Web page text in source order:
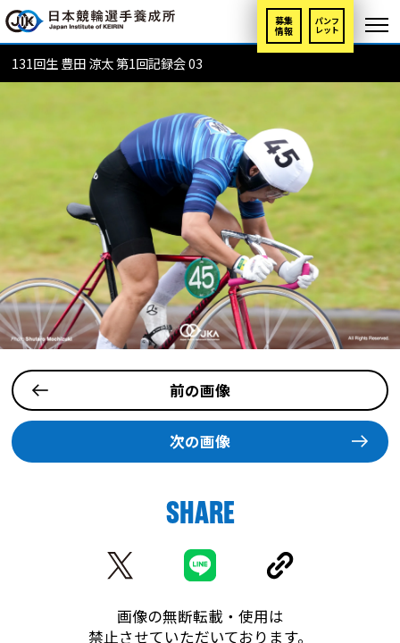
募集
情報
パンフ
レット
131回生 豊田 涼太 第1回記録会 03
前の画像
次の画像
SHARE
画像の無断転載・使用は
禁止させていただいております。